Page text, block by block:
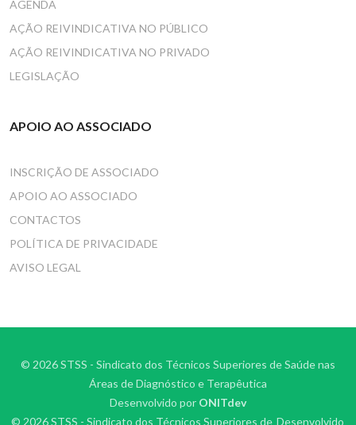
AGENDA
AÇÃO REIVINDICATIVA NO PÚBLICO
AÇÃO REIVINDICATIVA NO PRIVADO
LEGISLAÇÃO
APOIO AO ASSOCIADO
INSCRIÇÃO DE ASSOCIADO
APOIO AO ASSOCIADO
CONTACTOS
POLÍTICA DE PRIVACIDADE
AVISO LEGAL
© 2026 STSS - Sindicato dos Técnicos Superiores de Saúde nas
Áreas de Diagnóstico e Terapêutica
Desenvolvido por ONITdev
© 2026 STSS - Sindicato dos Técnicos Superiores de Desenvolvido